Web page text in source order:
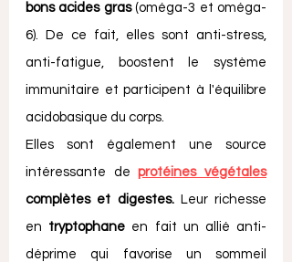
bons acides gras (oméga-3 et oméga-
6). De ce fait, elles sont anti-stress,
anti-fatigue, boostent le système
immunitaire et participent à l'équilibre
acidobasique du corps.
Elles sont également une source
intéressante de protéines végétales
complètes et digestes. Leur richesse
en tryptophane en fait un allié anti-
déprime qui favorise un sommeil